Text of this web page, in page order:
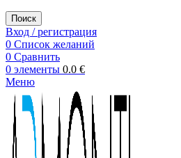
Поиск
Вход / регистрация
0 Список желаний
0 Сравнить
0 элементы 0.0 €
Меню